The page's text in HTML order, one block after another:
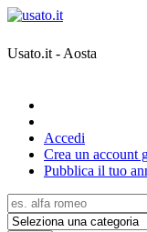
Usato.it - Aosta
Accedi
Crea un account
Pubblica il tuo